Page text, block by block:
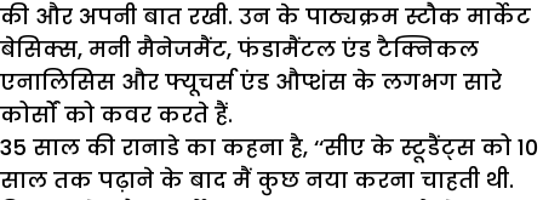
की और अपनी बात रखी. उन के पाठ्यक्रम स्टौक मार्केट
बेसिक्स, मनी मैनेजमैंट, फंडामैंटल एंड टैक्निकल
एनालिसिस और फ्यूचर्स एंड औप्शंस के लगभग सारे
कोर्सों को कवर करते हैं.
35 साल की रानाडे का कहना है, ‘‘सीए के स्टूडैंट्स को 10
साल तक पढ़ाने के बाद मैं कुछ नया करना चाहती थी.